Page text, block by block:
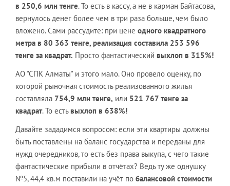
в 250,6 млн тенге. То есть в кассу, а не в карман Байтасова,
вернулось денег более чем в три раза больше, чем было
вложено. Сами рассудите: при цене одного квадратного
метра в 80 363 тенге, реализация составила 253 596
тенге за квадрат. Просто фантастический выхлоп в 315%!
АО "СПК Алматы" и этого мало. Оно провело оценку, по
которой рыночная стоимость реализованного жилья
составляла 754,9 млн тенге, или 521 767 тенге за
квадрат. То естьвыхлоп в 638%!
Давайте зададимся вопросом: если эти квартиры должны
быть поставлены на баланс государства и переданы для
нужд очередников, то есть без права выкупа, с чего такие
фантастические прибыли в отчётах? Ведь ту же однушку
№5, 44,4 кв.м поставили на учёт по балансовой стоимости